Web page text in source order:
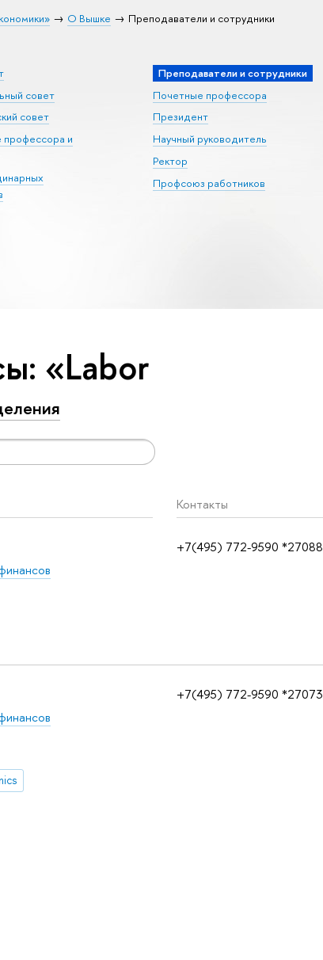
О Вышке Преподаватели и сотрудники
совет
совет
профессора и
Преподаватели и сотрудники
Почетные профессора
Президент
Научный руководитель
Ректор
Профсоюз работников
«Labor
Контакты
+7(495) 772-9590 *27088
+7(495) 772-9590 *27073